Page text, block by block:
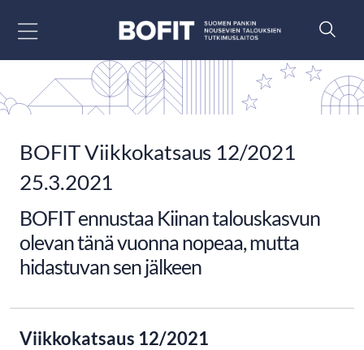
BOFIT Viikkokatsaus 12/2021
25.3.2021
BOFIT ennustaa Kiinan talouskasvun
olevan tänä vuonna nopeaa, mutta
hidastuvan sen jälkeen
Viikkokatsaus 12/2021